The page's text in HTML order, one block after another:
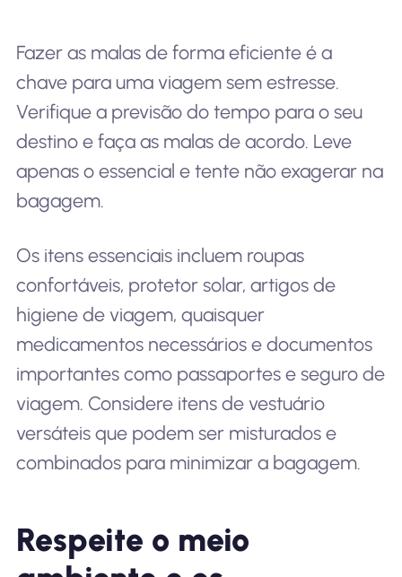
Fazer as malas de forma eficiente é a
chave para uma viagem sem estresse.
Verifique a previsão do tempo para o seu
destino e faça as malas de acordo. Leve
apenas o essencial e tente não exagerar na
bagagem.
Os itens essenciais incluem roupas
confortáveis, protetor solar, artigos de
higiene de viagem, quaisquer
medicamentos necessários e documentos
importantes como passaportes e seguro de
viagem. Considere itens de vestuário
versáteis que podem ser misturados e
combinados para minimizar a bagagem.
Respeite o meio